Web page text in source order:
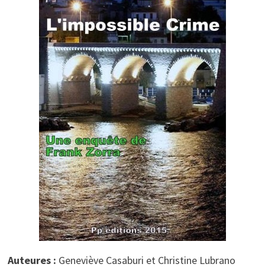
Auteures : Geneviève Casaburi et Christine Lubrano